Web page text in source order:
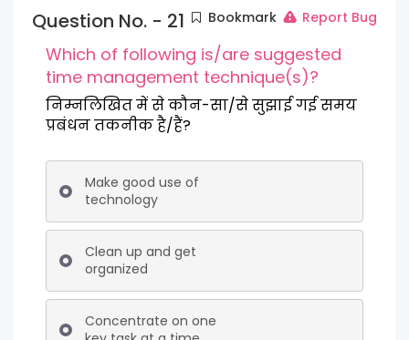
Question No. - 21 Bookmark Report Bug
Which of following is/are suggested
time management technique(s)?
निम्नलिखित में से कौन-सा/से सुझाई गई समय
प्रबंधन तकनीक है/हैं?
Make good use of
technology
Clean up and get
organized
Concentrate on one